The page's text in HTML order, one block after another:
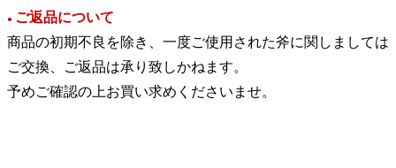
● ご返品について
商品の初期不良を除き、一度ご使用された斧に関しましては
ご交換、ご返品は承り致しかねます。
予めご確認の上お買い求めくださいませ。